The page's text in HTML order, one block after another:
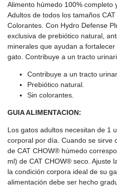
Alimento húmedo 100% completo
Adultos de todos los tamaños
Colorantes. Con Hydro Defense
exclusiva de prebiótico natural,
minerales que ayudan a
gato. Contribuye a un tracto
Contribuye a un tracto
Prebiótico natural.
Sin colorantes.
GUIA ALIMENTACION:
Los gatos adultos necesitan de 1
corporal por día. Cuando se sirve
de CAT CHOW® húmedo
ml) de CAT CHOW® seco. Ajuste
la condición corpora ideal de su
alimentación debe ser hecho